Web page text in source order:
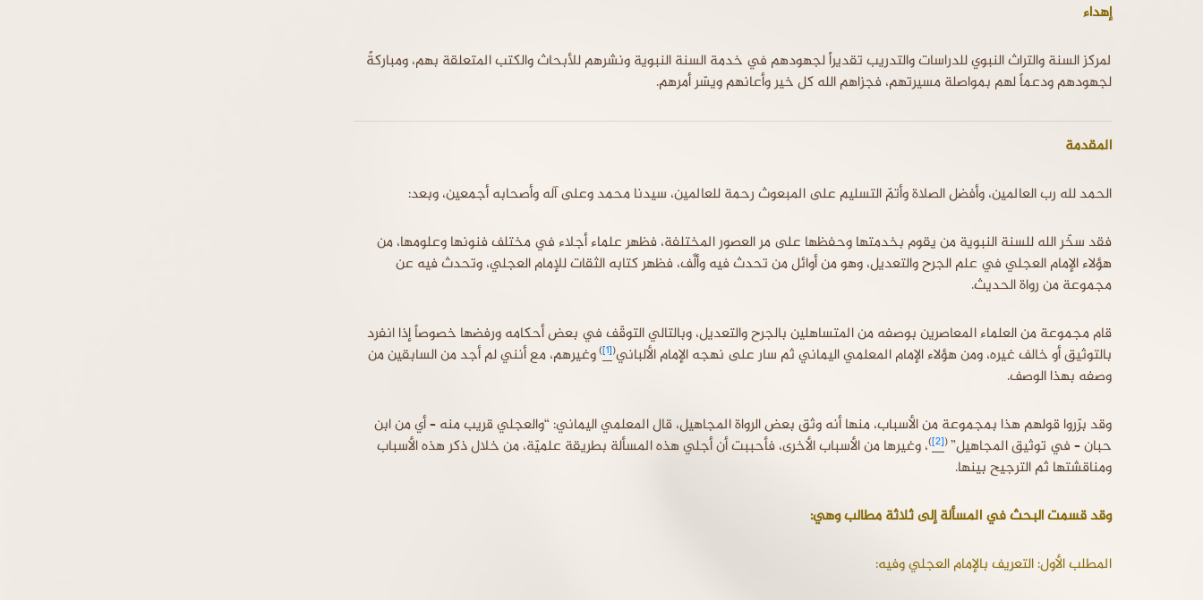
إهداء
لمركز السنة والتراث النبوي للدراسات والتدريب تقديراً لجهودهم في خدمة السنة النبوية ونشرهم للأبحاث والكتب المتعلقة بهم، ومباركةً
لجهودهم ودعماً لهم بمواصلة مسيرتهم، فجزاهم الله كل خير وأعانهم ويسّر أمرهم.
المقدمة
الحمد لله رب العالمين، وأفضل الصلاة وأتمّ التسليم على المبعوث رحمة للعالمين، سيدنا محمد وعلى آله وأصحابه أجمعين، وبعد:
فقد سخّر الله للسنة النبوية من يقوم بخدمتها وحفظها على مر العصور المختلفة، فظهر علماء أجلاء في مختلف فنونها وعلومها، من
هؤلاء الإمام العجلي في علم الجرح والتعديل، وهو من أوائل من تحدث فيه وألَّف، فظهر كتابه الثقات للإمام العجلي، وتحدث فيه عن
مجموعة من رواة الحديث.
قام مجموعة من العلماء المعاصرين بوصفه من المتساهلين بالجرح والتعديل، وبالتالي التوقّف في بعض أحكامه ورفضها خصوصاً إذا انفرد
بالتوثيق أو خالف غيره، ومن هؤلاء الإمام المعلمي اليماني ثم سار على نهجه الإمام الألباني(
[1]
)وغيرهم، مع أنني لم أجد من السابقين من
وصفه بهذا الوصف.
وقد برّروا قولهم هذا بمجموعة من الأسباب، منها أنه وثق بعض الرواة المجاهيل، قال المعلمي اليماني: “والعجلي قريب منه – أي من ابن
حبان – في توثيق المجاهيل”(
[2]
)، وغيرها من الأسباب الأخرى، فأحببت أن أجلي هذه المسألة بطريقة علميّة، من خلال ذكر هذه الأسباب
ومناقشتها ثم الترجيح بينها.
وقد قسمت البحث في المسألة إلى ثلاثة مطالب وهي:
المطلب الأول: التعريف بالإمام العجلي وفيه: